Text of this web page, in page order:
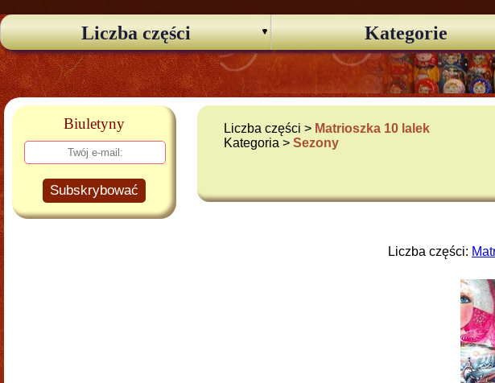
Liczba części Kategorie
Biuletyny
Subskrybować
Liczba części > Matrioszka 10 lalek
Kategoria >Sezony
Liczba części: